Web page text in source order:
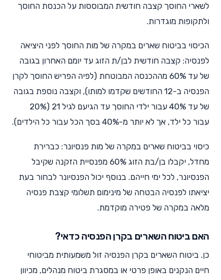
לשארי החוסך קצבה חודשית המבוססות על הכנסת החוסך
ולתקופות מוגדרות.
הכיסוי בביטוח שארים במקרה של מות החוסך לפני היציאה
לפנסיה: קצבה חודשית לבן/ת הזוג עד יומם האחרון בגובה
של עד 60% מההכנסה המבוטחת (לפיה הפריש החוסך לקרן
הפנסיה ב-12 החודשים שקדמו למותו), וקצבה נוספת בגובה
של עד 40% עבור ילדי החוסך עד הגיעם לגיל 21 (20%
עבור כל ילד, אך לא יותר מ-40% בסך הכל עבור כל הילדים).
כיסוי בביטוח שארים במקרה של מות פנסיונר: כברירת
מחדל, יקבלו בן/בת הזוג 60% מפנסיית הזקנה שקיבל
הפנסיונר, לכל ימי חייהם. בנוסף יכול הפנסיונר לבחור בעת
יציאתו לפנסיה הבטחה של מינימום תשלומי קצבת פנסיה
מלאה במקרה של פטירה מוקדמת.
האם ביטוח השארים בקרן הפנסיה כדאי?
כן. ביטוח השארים בקרן הפנסיה זול משמעותית מביטוחי
חיים הנקנים באופן פרטי או במסגרת ביטוח מנהלים, מכיוון